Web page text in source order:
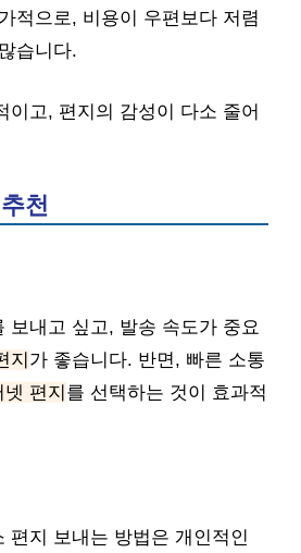
적으로, 비용이 우편보다 저렴
습니다.
이고, 편지의 감성이 다소 줄어
천
보내고 싶고, 발송 속도가 중요
지 가 좋습니다. 반면, 빠른 소통
넷 편지 를 선택하는 것이 효과적
편지 보내는 방법은 개인적인